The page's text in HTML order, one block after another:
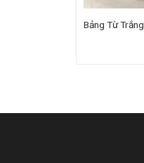
Bảng Từ Trắng